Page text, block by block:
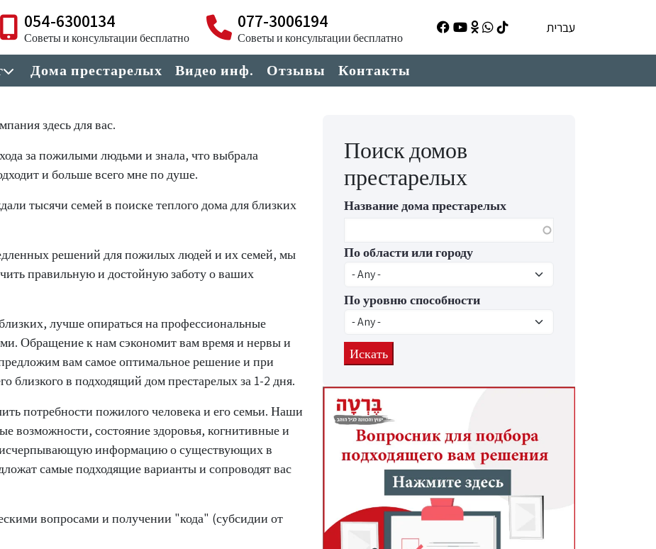
054-6300134
Советы и консультации бесплатно
077-3006194
Советы и консультации бесплатно
עברית
Дома престарелых Видео инф. Отзывы Контакты
здесь для вас.
за пожилыми людьми и знала, что выбрала
и больше всего мне по душе.
тысячи семей в поиске теплого дома для близких
решений для пожилых людей и их семей, мы
правильную и достойную заботу о ваших
лучше опираться на профессиональные
Обращение к нам сэкономит вам время и нервы и
вам самое оптимальное решение и при
близкого в подходящий дом престарелых за 1-2 дня.
потребности пожилого человека и его семьи. Наши
возможности, состояние здоровья, когнитивные и
информацию о существующих в
самые подходящие варианты и сопроводят вас
вопросами и получении "кода" (субсидии от
Поиск домов
престарелых
Название дома престарелых
По области или городу
По уровню способности